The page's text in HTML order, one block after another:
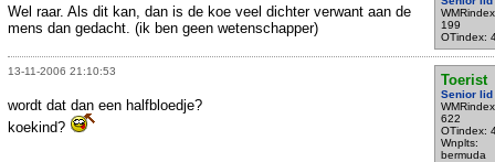
199
OTindex:
Wel raar. Als dit kan, dan is de koe veel dichter verwant aan de
mens dan gedacht. (ik ben geen wetenschapper)
13-11-2006 21:10:53
Toerist
Senior lid
622
OTindex:
Wnplts:
bermuda
wordt dat dan een halfbloedje?
koekind?